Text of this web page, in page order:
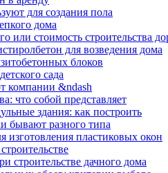
для создания пола
дома
или стоимость строительства
для возведения дома
блоков
сада
компании &ndash
что собой представляет
здания: как построить
бывают разного типа
изготовления пластиковых окон
строительстве дачного дома